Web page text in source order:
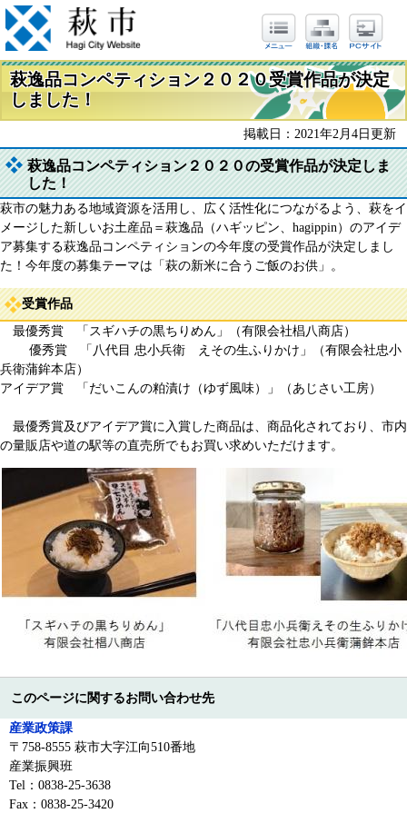
萩逸品コンペティション２０２０受賞作品が決定
しました！
掲載日：2021年2月4日更新
萩逸品コンペティション２０２０の受賞作品が決定しま
した！
萩市の魅力ある地域資源を活用し、広く活性化につながるよう、萩をイ
メージした新しいお土産品＝萩逸品（ハギッピン、hagippin）のアイデ
ア募集する萩逸品コンペティションの今年度の受賞作品が決定しまし
た！今年度の募集テーマは「萩の新米に合うご飯のお供」。
受賞作品
最優秀賞 「スギハチの黒ちりめん」（有限会社椙八商店）
優秀賞 「八代目 忠小兵衛 えその生ふりかけ」（有限会社忠小
兵衛蒲鉾本店）
アイデア賞 「だいこんの粕漬け（ゆず風味）」（あじさい工房）
最優秀賞及びアイデア賞に入賞した商品は、商品化されており、市内
の量販店や道の駅等の直売所でもお買い求めいただけます。
このページに関するお問い合わせ先
産業政策課
〒758-8555 萩市大字江向510番地
産業振興班
Tel：0838-25-3638
Fax：0838-25-3420